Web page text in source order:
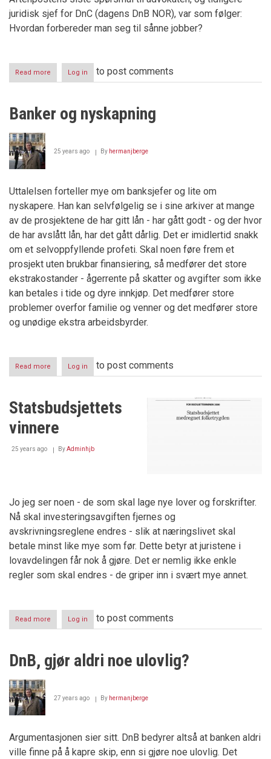
juridisk sjef for DnC (dagens DnB NOR), var som følger:
Hvordan forbereder man seg til sånne jobber?
Read more
"Ryddegutten"
Log in to post comments
Banker og nyskapning
25 years ago By hermanjberge
Uttalelsen forteller mye om banksjefer og lite om
nyskapere. Han kan selvfølgelig se i sine arkiver at mange
av de prosjektene de har gitt lån - har gått godt - og der hvor
de har avslått lån, har det gått dårlig. Det er imidlertid snakk
om et selvoppfyllende profeti. Skal noen føre frem et
prosjekt uten brukbar finansiering, så medfører det store
ekstrakostander - ågerrente på skatter og avgifter som ikke
kan betales i tide og dyre innkjøp. Det medfører store
problemer overfor familie og venner og det medfører store
og unødige ekstra arbeidsbyrder.
Read more about
Banker
Log in to post comments
Statsbudsjettets
vinnere
25 years ago ByAdminhjb
Jo jeg ser noen - de som skal lage nye lover og forskrifter.
Nå skal investeringsavgiften fjernes og
avskrivningsreglene endres - slik at næringslivet skal
betale minst like mye som før. Dette betyr at juristene i
lovavdelingen får nok å gjøre. Det er nemlig ikke enkle
regler som skal endres - de griper inn i svært mye annet.
Read more about
Statsbudsjettets
Log in to post comments
DnB, gjør aldri noe ulovlig?
27 years ago By hermanjberge
Argumentasjonen sier sitt. DnB bedyrer altså at banken aldri
ville finne på å kapre skip, enn si gjøre noe ulovlig. Det